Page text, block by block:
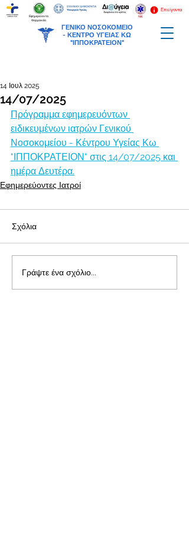
ΓΕΝΙΚΟ ΝΟΣΟΚΟΜΕΙΟ
- ΚΕΝΤΡΟ ΥΓΕΙΑΣ ΚΩ
"ΙΠΠΟΚΡΑΤΕΙΟΝ"
Επείγοντα
Εφημερεύοντα
Φαρμακεία
14/07/2025
14 Ιουλ 2025
Πρόγραμμα εφημερευόντων
ειδικευμένων ιατρών Γενικού
Νοσοκομείου - Κέντρου Υγείας Κω
"ΙΠΠΟΚΡΑΤΕΙΟΝ" στις 14/07/2025 και
ημέρα Δευτέρα.
Εφημερεύοντες Ιατροί
Σχόλια
Γράψτε ένα σχόλιο...